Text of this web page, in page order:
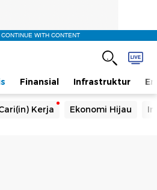
WITH CONTENT
Finansial Infrastruktur
Kerja Ekonomi Hijau